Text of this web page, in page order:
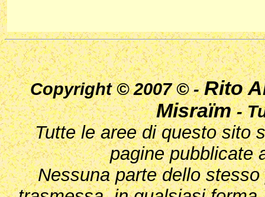
Copyright © 2007 © -Rito
Misraïm-
Tutte le aree di questo sito
pagine pubblicate
Nessuna parte dello